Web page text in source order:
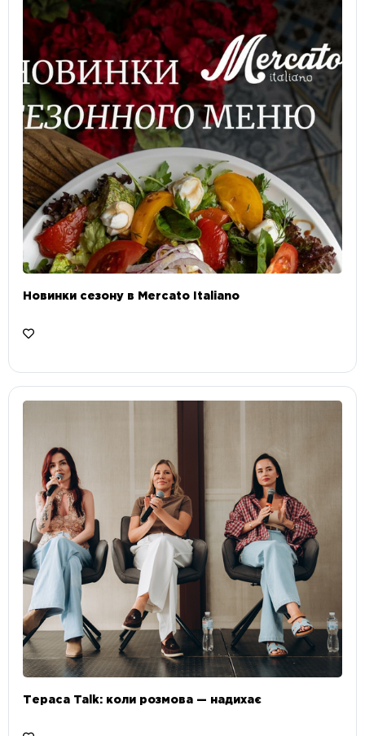
Новинки сезону в Mercato Italiano
Тераса Talk: коли розмова — надихає